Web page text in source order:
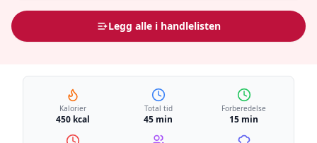
Legg alle i handlelisten
Kalorier
450 kcal
Total tid
45 min
Forberedelse
15 min